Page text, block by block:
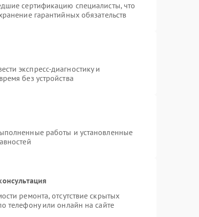
сертификацию специалисты, что
гарантийных обязательств
экспресс-диагностику и
без устройства
работы и установленные
ремонта, отсутствие скрытых
телефону или онлайн на сайте